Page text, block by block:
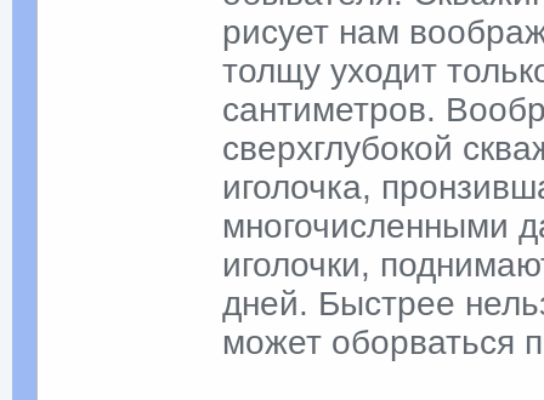
рисует нам
толщу уходит
сантиметров.
сверхглубокой
иголочка,
многочисленными
иголочки,
дней. Быстрее
может оборваться